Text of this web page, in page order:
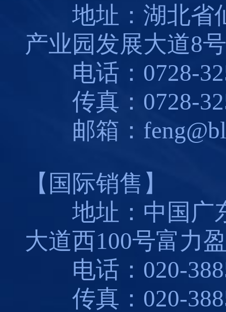
地址：湖北省
产业园发展大道8号
电话：0728-
传真：0728-
邮箱：
【国际销售】
地址：中国广
大道西100号富力
电话：020-
传真：020-